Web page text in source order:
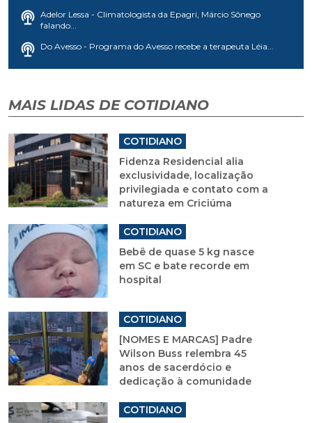
Adelor Lessa - Climatologista da Epagri, Márcio Sônego
falando...
Do Avesso - Programa do Avesso recebe a terapeuta Léia...
MAIS LIDAS DE COTIDIANO
COTIDIANO
Fidenza Residencial alia
exclusividade, localização
privilegiada e contato com a
natureza em Criciúma
COTIDIANO
Bebê de quase 5 kg nasce
em SC e bate recorde em
hospital
COTIDIANO
[NOMES E MARCAS] Padre
Wilson Buss relembra 45
anos de sacerdócio e
dedicação à comunidade
COTIDIANO